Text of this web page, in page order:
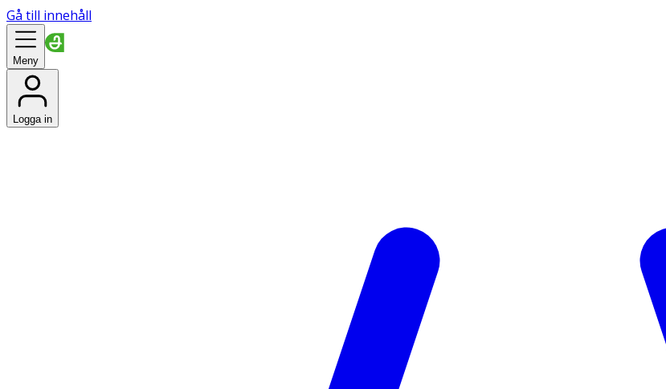
Gå till innehåll
Meny
Logga in